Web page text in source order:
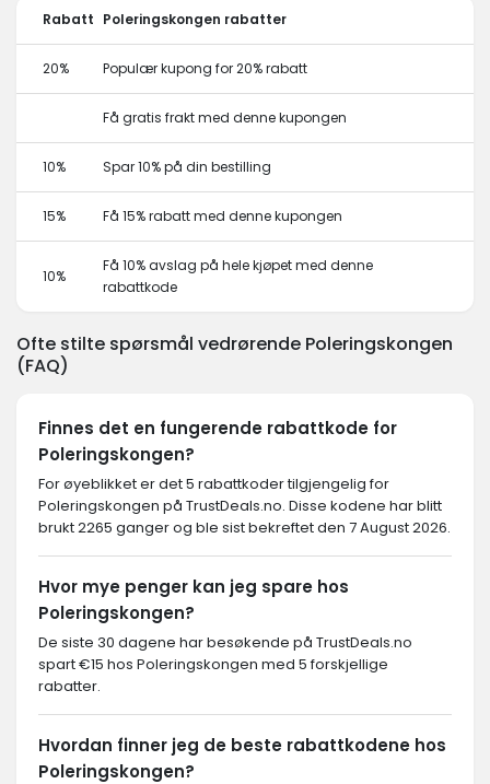
Rabatt Poleringskongen rabatter
20% Populær kupong for 20% rabatt
Få gratis frakt med denne kupongen
10% Spar 10% på din bestilling
15% Få 15% rabatt med denne kupongen
10%
Få 10% avslag på hele kjøpet med denne
rabattkode
Ofte stilte spørsmål vedrørende Poleringskongen
(FAQ)
Finnes det en fungerende rabattkode for
Poleringskongen?
For øyeblikket er det 5 rabattkoder tilgjengelig for
Poleringskongen på TrustDeals.no. Disse kodene har blitt
brukt 2265 ganger og ble sist bekreftet den 7 August 2026.
Hvor mye penger kan jeg spare hos
Poleringskongen?
De siste 30 dagene har besøkende på TrustDeals.no
spart €15 hos Poleringskongen med 5 forskjellige
rabatter.
Hvordan finner jeg de beste rabattkodene hos
Poleringskongen?